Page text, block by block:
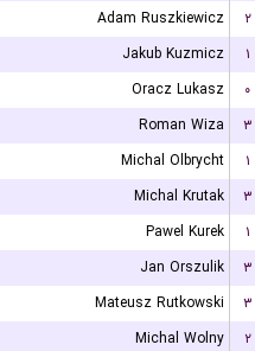
Adam Ruszkiewicz
۲
Jakub Kuzmicz
۱
Oracz Lukasz
۰
Roman Wiza
۳
Michal Olbrycht
۱
Michal Krutak
۳
Pawel Kurek
۱
Jan Orszulik
۳
Mateusz Rutkowski
۳
Michal Wolny
۲